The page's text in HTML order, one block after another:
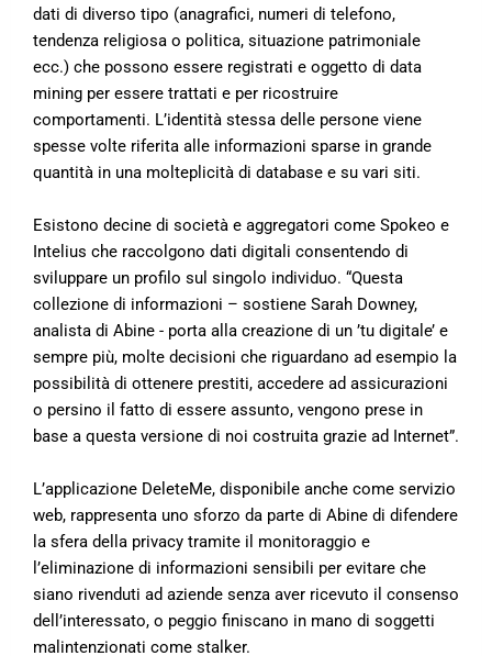
dati di diverso tipo (anagrafici, numeri di telefono,
tendenza religiosa o politica, situazione patrimoniale
ecc.) che possono essere registrati e oggetto di data
mining per essere trattati e per ricostruire
comportamenti. L’identità stessa delle persone viene
spesse volte riferita alle informazioni sparse in grande
quantità in una molteplicità di database e su vari siti.
Esistono decine di società e aggregatori come Spokeo e
Intelius che raccolgono dati digitali consentendo di
sviluppare un profilo sul singolo individuo. “Questa
collezione di informazioni – sostiene Sarah Downey,
analista di Abine - porta alla creazione di un ’tu digitale’ e
sempre più, molte decisioni che riguardano ad esempio la
possibilità di ottenere prestiti, accedere ad assicurazioni
o persino il fatto di essere assunto, vengono prese in
base a questa versione di noi costruita grazie ad Internet”.
L’applicazione DeleteMe, disponibile anche come servizio
web, rappresenta uno sforzo da parte di Abine di difendere
la sfera della privacy tramite il monitoraggio e
l’eliminazione di informazioni sensibili per evitare che
siano rivenduti ad aziende senza aver ricevuto il consenso
dell’interessato, o peggio finiscano in mano di soggetti
malintenzionati come stalker.